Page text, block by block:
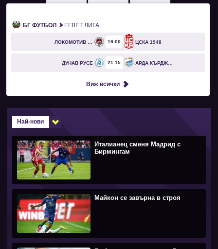
БГ ФУТБОЛ EFBET ЛИГА
19 00 ЦСКА 1948
ДУНАВ РУСЕ 21 15 АРДА КЪРДЖАЛИ
Виж всички
Най-нови
Италианец сменя Мадрид с
Бирмингам
Майкон се завърна в строя